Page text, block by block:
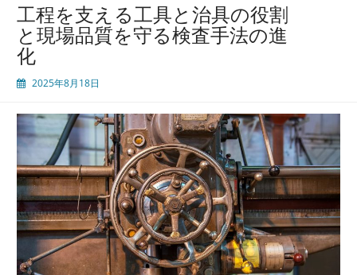
る
工
治
の
管
理
が
品
質
と
安
全
を
工程を支える工具と治具の役割
と現場品質を守る検査手法の進
化
2025年8月18日